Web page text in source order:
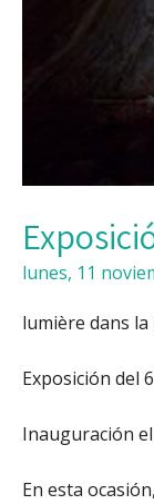
lunes, 11
lumière dans la
Exposición del
Inauguración
En esta